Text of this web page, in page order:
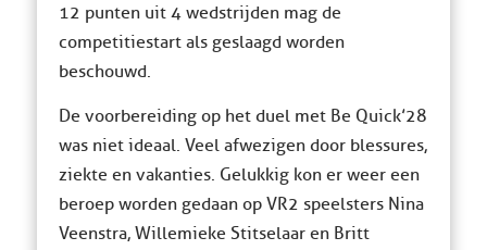
12 punten uit 4 wedstrijden mag de
competitiestart als geslaagd worden
beschouwd.
De voorbereiding op het duel met Be Quick’28
was niet ideaal. Veel afwezigen door blessures,
ziekte en vakanties. Gelukkig kon er weer een
beroep worden gedaan op VR2 speelsters Nina
Veenstra, Willemieke Stitselaar en Britt